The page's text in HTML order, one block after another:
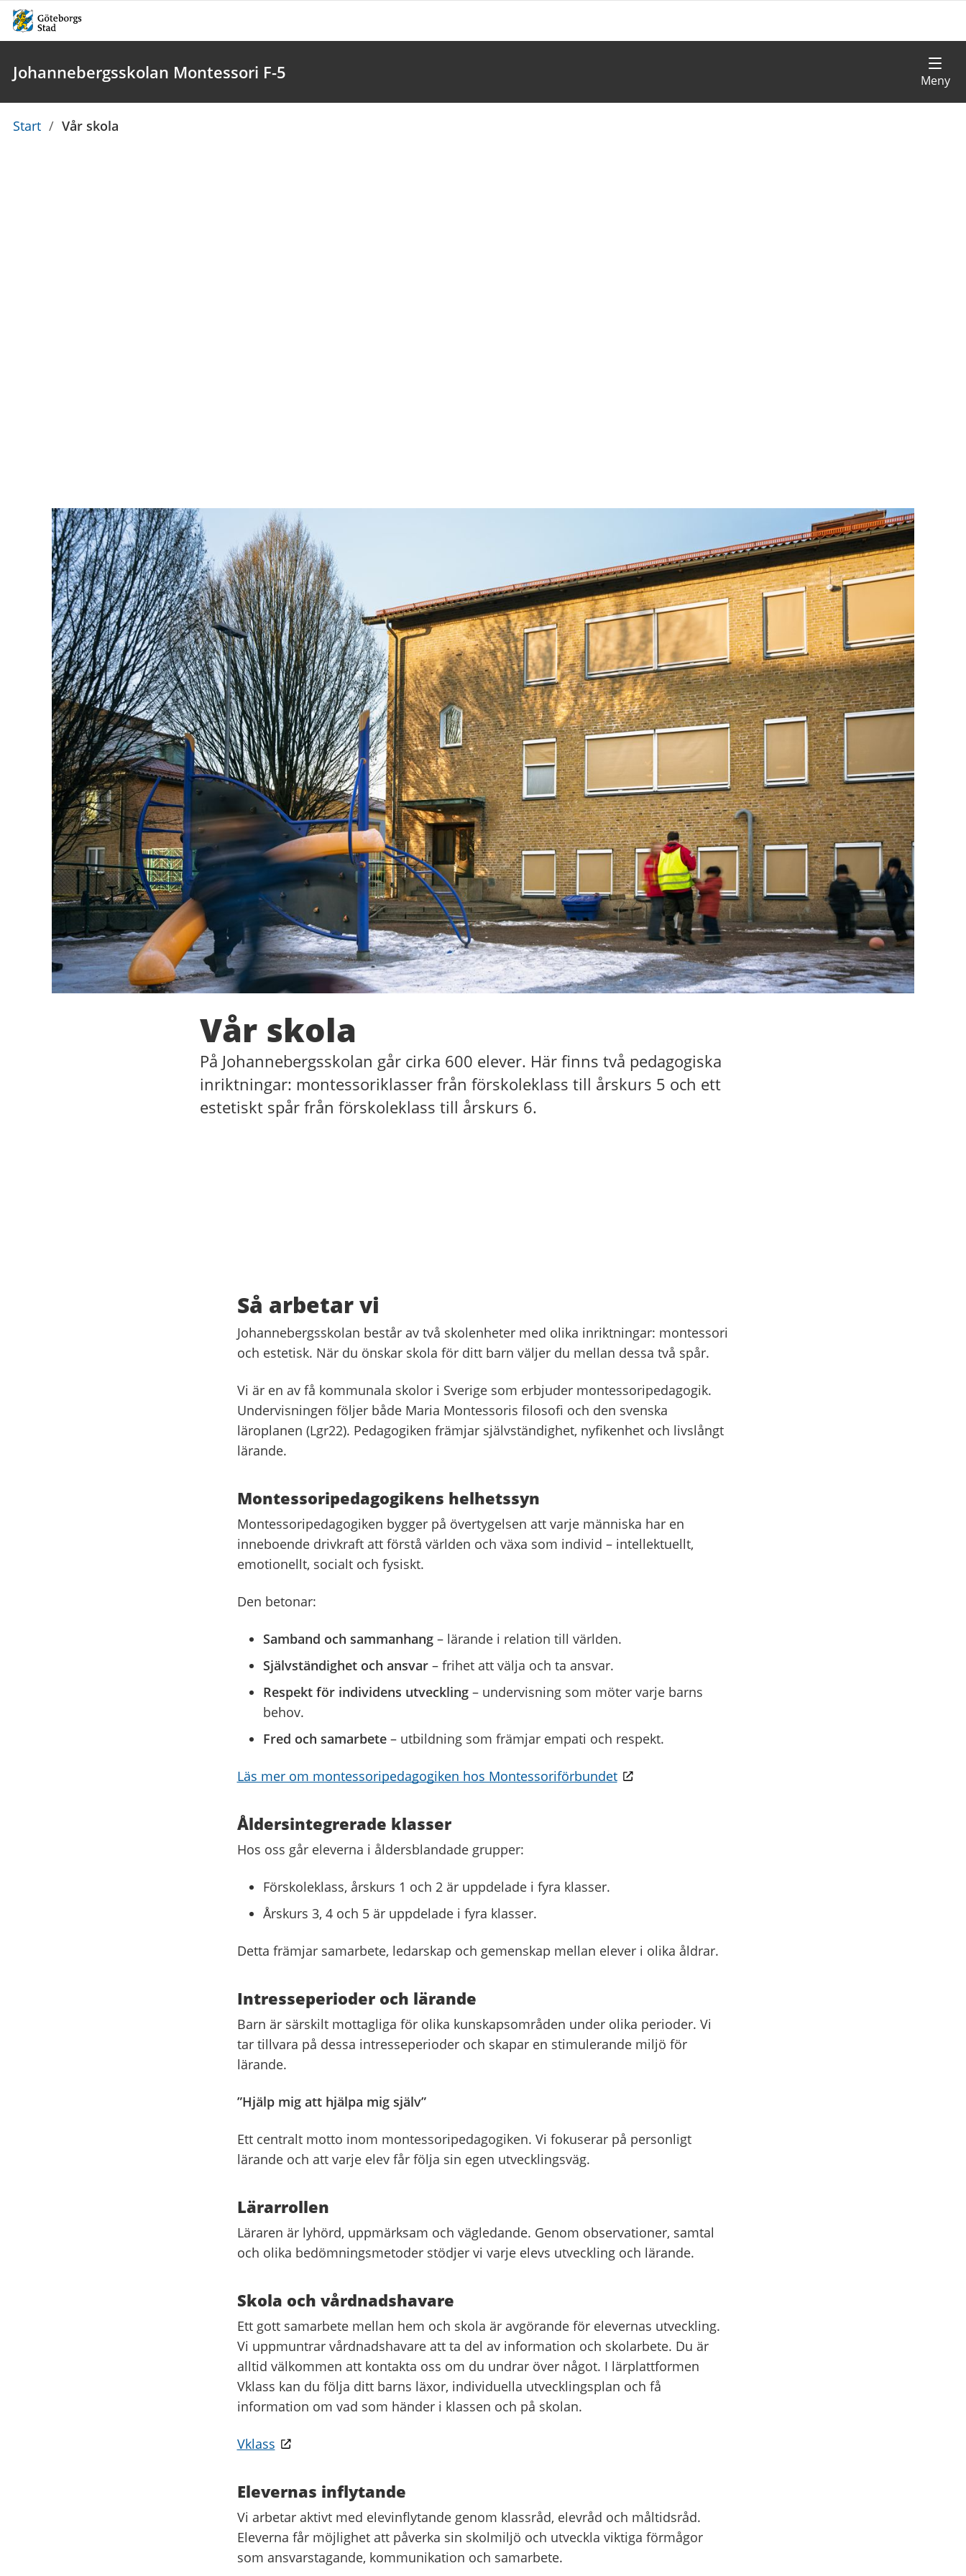
Johannebergsskolan Montessori F-5
Du
Start / Vår skola
Vår skola
På Johannebergsskolan går cirka 600 elever. Här finns två pedagogiska
inriktningar: montessoriklasser från förskoleklass till årskurs 5 och ett
estetiskt spår från förskoleklass till årskurs 6.
Så arbetar vi
Johannebergsskolan består av två skolenheter med olika inriktningar: montessori
och estetisk. När du önskar skola för ditt barn väljer du mellan dessa två spår.
Vi är en av få kommunala skolor i Sverige som erbjuder montessoripedagogik.
Undervisningen följer både Maria Montessoris filosofi och den svenska
läroplanen (Lgr22). Pedagogiken främjar självständighet, nyfikenhet och livslångt
lärande.
Montessoripedagogikens helhetssyn
Montessoripedagogiken bygger på övertygelsen att varje människa har en
inneboende drivkraft att förstå världen och växa som individ – intellektuellt,
emotionellt, socialt och fysiskt.
Den betonar:
Samband och sammanhang– lärande i relation till världen.
Självständighet och ansvar– frihet att välja och ta ansvar.
Respekt för individens utveckling– undervisning som möter varje barns
behov.
Fred och samarbete– utbildning som främjar empati och respekt.
Läs mer om montessoripedagogiken hos Montessoriförbundet
Åldersintegrerade klasser
Hos oss går eleverna i åldersblandade grupper:
Förskoleklass, årskurs 1 och 2 är uppdelade i fyra klasser.
Årskurs 3, 4 och 5 är uppdelade i fyra klasser.
Detta främjar samarbete, ledarskap och gemenskap mellan elever i olika åldrar.
Intresseperioder och lärande
Barn är särskilt mottagliga för olika kunskapsområden under olika perioder. Vi
tar tillvara på dessa intresseperioder och skapar en stimulerande miljö för
lärande.
”Hjälp mig att hjälpa mig själv”
Ett centralt motto inom montessoripedagogiken. Vi fokuserar på personligt
lärande och att varje elev får följa sin egen utvecklingsväg.
Lärarrollen
Läraren är lyhörd, uppmärksam och vägledande. Genom observationer, samtal
och olika bedömningsmetoder stödjer vi varje elevs utveckling och lärande.
Skola och vårdnadshavare
Ett gott samarbete mellan hem och skola är avgörande för elevernas utveckling.
Vi uppmuntrar vårdnadshavare att ta del av information och skolarbete. Du är
alltid välkommen att kontakta oss om du undrar över något. I lärplattformen
Vklass kan du följa ditt barns läxor, individuella utvecklingsplan och få
information om vad som händer i klassen och på skolan.
Vklass
Elevernas inflytande
Vi arbetar aktivt med elevinflytande genom klassråd, elevråd och måltidsråd.
Eleverna får möjlighet att påverka sin skolmiljö och utveckla viktiga förmågor
som ansvarstagande, kommunikation och samarbete.